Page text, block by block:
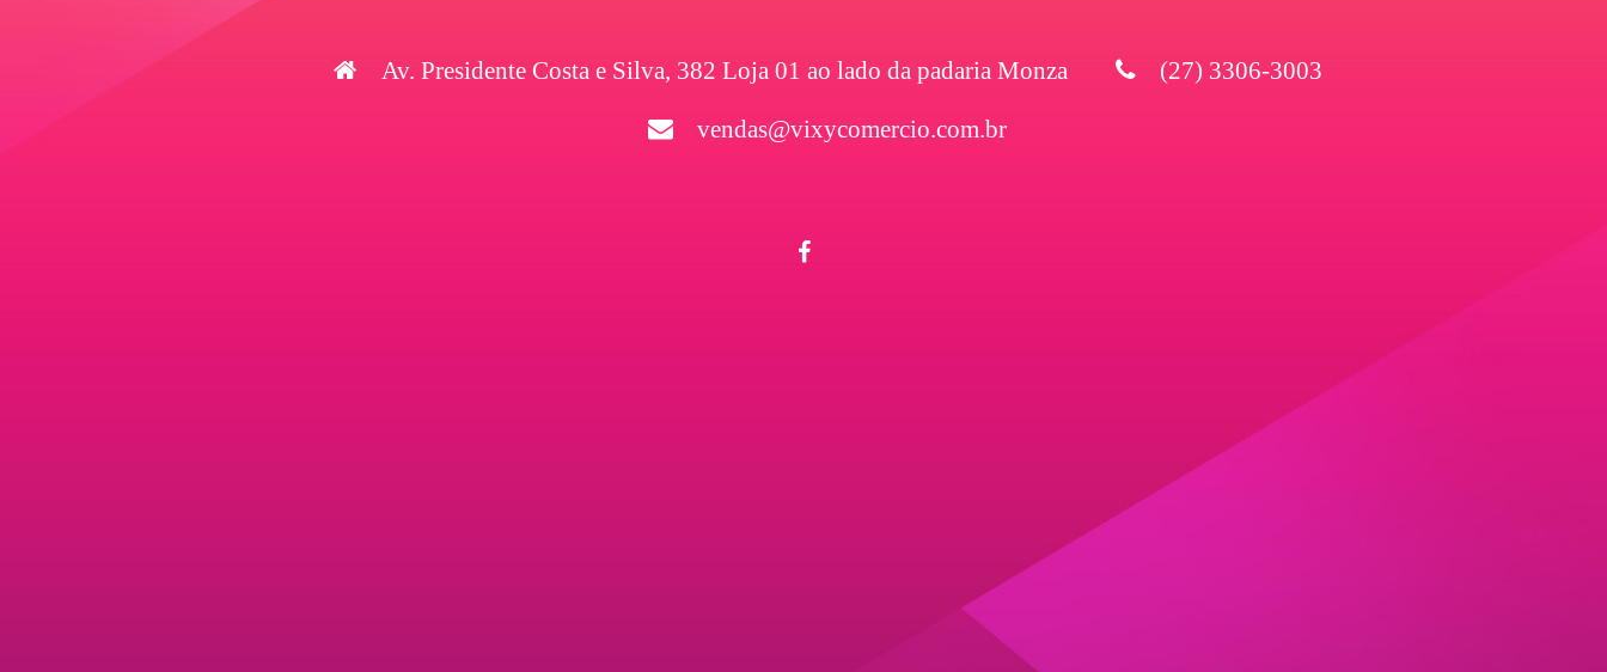
Av. Presidente Costa e Silva, 382 Loja 01 ao lado da padaria Monza (27) 3306-3003
vendas@vixycomercio.com.br